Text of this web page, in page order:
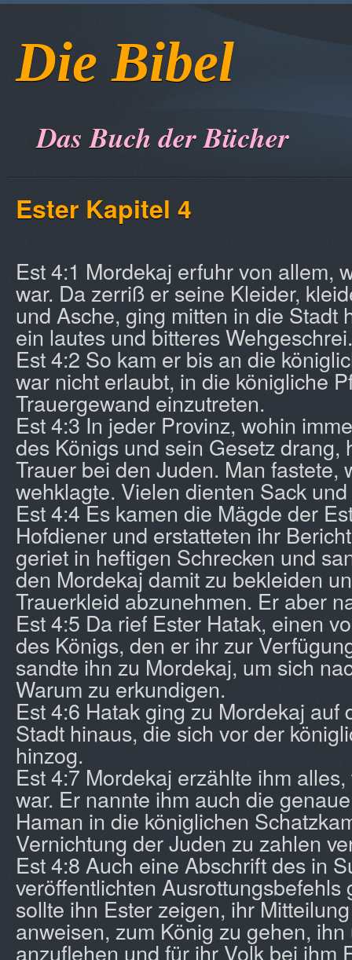
Die Bibel
Das Buch der Bücher
Ester Kapitel 4
Est 4:1 Mordekaj erfuhr von allem,
war. Da zerriß er seine Kleider,
und Asche, ging mitten in die Stadt
ein lautes und bitteres Wehgeschrei.
Est 4:2 So kam er bis an die
war nicht erlaubt, in die königliche
Trauergewand einzutreten.
Est 4:3 In jeder Provinz, wohin
des Königs und sein Gesetz drang,
Trauer bei den Juden. Man fastete,
wehklagte. Vielen dienten Sack
Est 4:4 Es kamen die Mägde der
Hofdiener und erstatteten ihr
geriet in heftigen Schrecken und
den Mordekaj damit zu bekleiden
Trauerkleid abzunehmen. Er aber
Est 4:5 Da rief Ester Hatak, einen
des Königs, den er ihr zur
sandte ihn zu Mordekaj, um sich
Warum zu erkundigen.
Est 4:6 Hatak ging zu Mordekaj auf
Stadt hinaus, die sich vor der
hinzog.
Est 4:7 Mordekaj erzählte ihm
war. Er nannte ihm auch die
Haman in die königlichen
Vernichtung der Juden zu zahlen
Est 4:8 Auch eine Abschrift des in
veröffentlichten Ausrottungsbefehls
sollte ihn Ester zeigen, ihr
anweisen, zum König zu gehen,
anzuflehen und für ihr Volk bei ihm